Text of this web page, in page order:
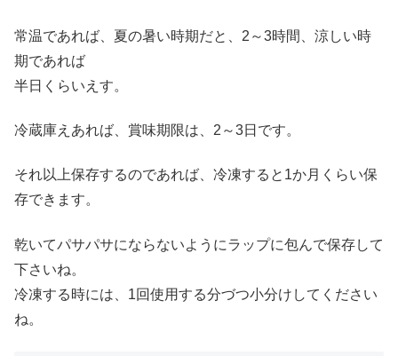
常温であれば、夏の暑い時期だと、2～3時間、涼しい時
期であれば
半日くらいえす。
冷蔵庫えあれば、賞味期限は、2～3日です。
それ以上保存するのであれば、冷凍すると1か月くらい保
存できます。
乾いてパサパサにならないようにラップに包んで保存して
下さいね。
冷凍する時には、1回使用する分づつ小分けしてください
ね。